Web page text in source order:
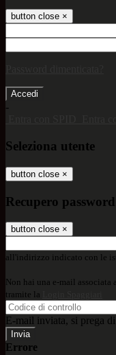
button close ×
-
Seleziona utente
button close ×
Recupero password
button close ×
all'indirizzo indicato con le
Non hai una e-mail associata
tramite la
E-mail inviata, si prega
Errore